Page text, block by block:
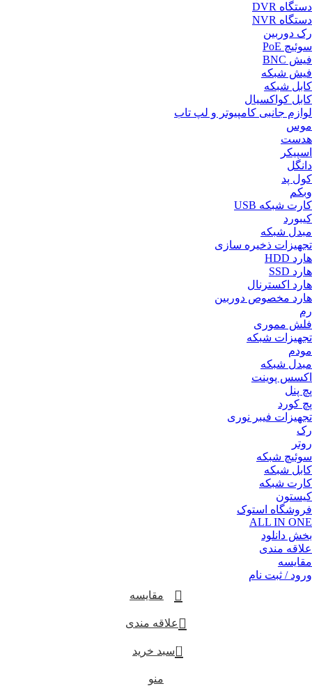
دستگاه DVR
دستگاه NVR
رک دوربین
سوئیچ PoE
فیش BNC
فیش شبکه
کابل شبکه
کابل کواکسیال
لوازم جانبی کامپیوتر و لپ تاب
موس
هدست
اسپیکر
دانگل
کول پد
وبکم
کارت شبکه USB
کیبورد
مبدل شبکه
تجهیزات ذخیره سازی
هارد HDD
هارد SSD
هارد اکسترنال
هارد مخصوص دوربین
رم
فلش مموری
تجهیزات شبکه
مودم
مبدل شبکه
اکسس پوینت
پچ پنل
پچ کورد
تجهیزات فیبر نوری
رک
روتر
سوئیچ شبکه
کابل شبکه
کارت شبکه
کیستون
فروشگاه استوک
ALL IN ONE
بخش دانلود
علاقه مندی
مقایسه
ورود / ثبت نام
مقایسه
علاقه مندی
0 سبد خرید
منو